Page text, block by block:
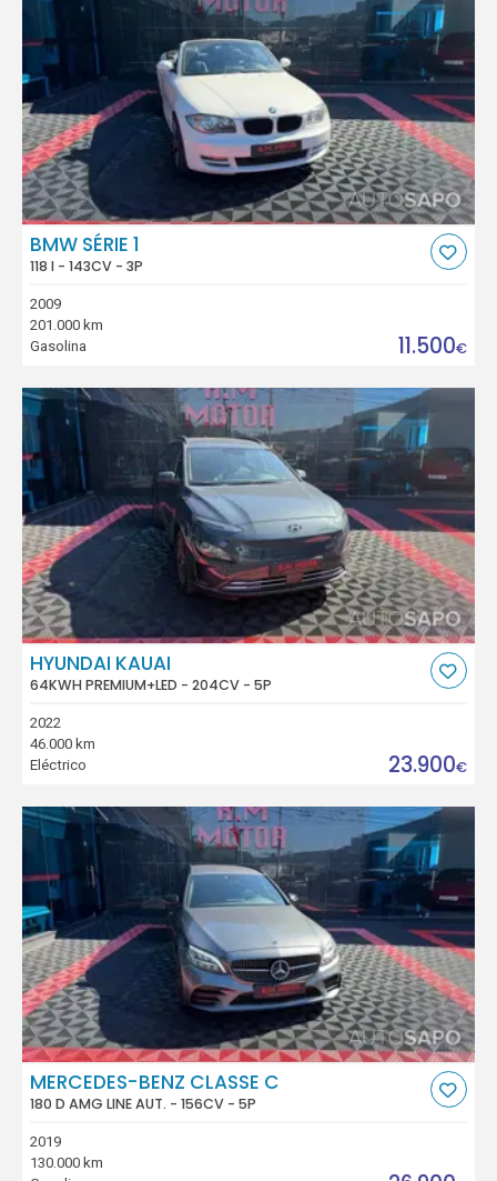
BMW SÉRIE 1
118 I - 143CV - 3P
2009
201.000 km
Gasolina
11.500€
HYUNDAI KAUAI
64KWH PREMIUM+LED - 204CV - 5P
2022
46.000 km
Eléctrico
23.900€
MERCEDES-BENZ CLASSE C
180 D AMG LINE AUT. - 156CV - 5P
2019
130.000 km